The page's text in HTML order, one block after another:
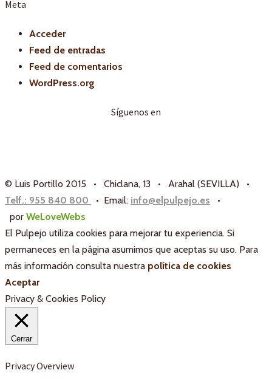
Meta
Acceder
Feed de entradas
Feed de comentarios
WordPress.org
Síguenos en
© Luis Portillo 2015 • Chiclana, 13 • Arahal (SEVILLA) •
Telf.: 955 840 800
• Email: info@elpulpejo.es
•
por WeLoveWebs
El Pulpejo utiliza cookies para mejorar tu experiencia. Si
permaneces en la página asumimos que aceptas su uso. Para
más información consulta nuestra política de cookies
Aceptar
Privacy & Cookies Policy
Cerrar
Privacy Overview